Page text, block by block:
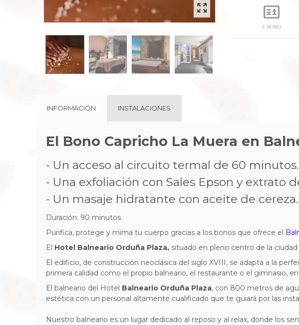
E-BONO
INFORMACIÓN INSTALACIONES
El Bono Capricho La Muera en
- Un acceso al circuito termal de 60 minutos.
- Una exfoliación con Sales Epson y extrato
- Un masaje hidratante con aceite de cereza.
Duración: 90 minutos.
Purifica, protege y mima tu cuerpo gracias a los bonos que ofrece el
El Hotel Balneario Orduña Plaza, situado en pleno centro de la
El edificio, de construcción neoclásica del siglo XVIII, se adapta a la
primera calidad como el propio balneario, el restaurante o el gimnasio,
El balneario del Hotel Balneario Orduña Plaza, con 800 metros de
estética con un personal altamente cualificado que te guiará por las
Nuestro balneario es un lugar dedicado al reposo y al relax, donde los